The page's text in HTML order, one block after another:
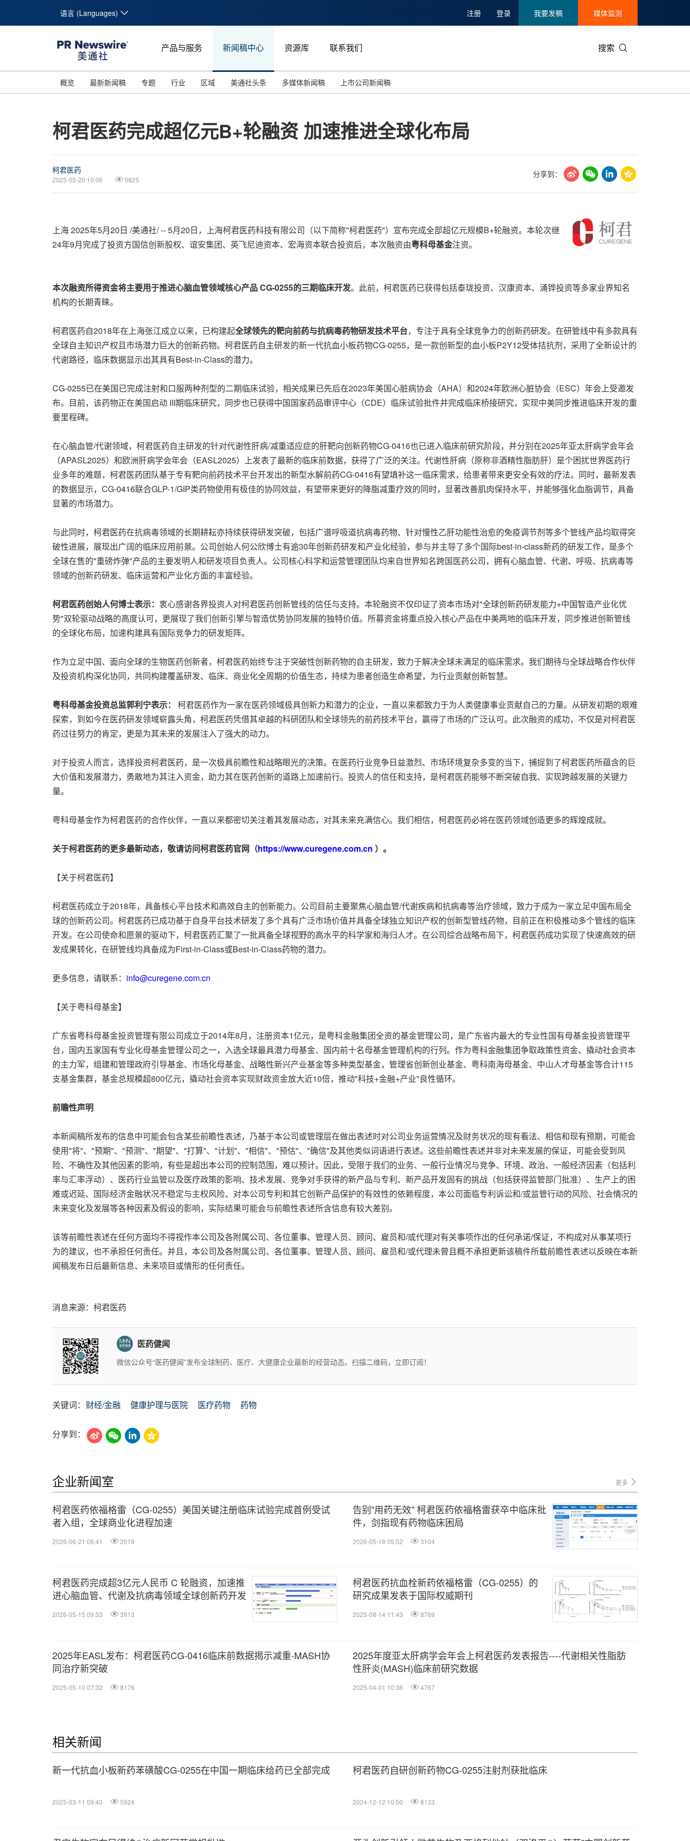
语言 (Languages) 注册 登录 我要发稿 媒体监测
产品与服务 新闻稿中心 资源库 联系我们 搜索
概览 最新新闻稿 专题
投资并购
美国临床肿瘤学会(ASCO)
行业
能源化工与环保
区域
马来西亚
美通社头条 多媒体新闻稿 上市公司新闻稿
柯君医药完成超亿元B+轮融资 加速推进全球化布局
柯君医药
2025-05-20 10:06 5825
分享到：
上海2025年5月20日 /美通社/ -- 5月20日，上海柯君医药科技有限公司（以下简称"柯君医药"）宣布完成全部超亿元规模B+轮融资。本轮次继
24年9月完成了投资方国信创新股权、谊安集团、英飞尼迪资本、宏海资本联合投资后，本次融资由粤科母基金注资。
本次融资所得资金将主要用于推进心脑血管领域核心产品CG-0255的三期临床开发。此前，柯君医药已获得包括泰珑投资、汉康资本、涌铧投资等多家业界知名
机构的长期青睐。
柯君医药自2018年在上海张江成立以来，已构建起全球领先的靶向前药与抗病毒药物研发技术平台，专注于具有全球竞争力的创新药研发。在研管线中有多款具有
全球自主知识产权且市场潜力巨大的创新药物。柯君医药自主研发的新一代抗血小板药物CG-0255，是一款创新型的血小板P2Y12受体拮抗剂，采用了全新设计的
代谢路径，临床数据显示出其具有Best-in-Class的潜力。
CG-0255已在美国已完成注射和口服两种剂型的二期临床试验，相关成果已先后在2023年美国心脏病协会（AHA）和2024年欧洲心脏协会（ESC）年会上受邀发
布。目前，该药物正在美国启动 III期临床研究，同步也已获得中国国家药品审评中心（CDE）临床试验批件并完成临床桥接研究，实现中美同步推进临床开发的重
要里程碑。
在心脑血管/代谢领域，柯君医药自主研发的针对代谢性肝病/减重适应症的肝靶向创新药物CG-0416也已进入临床前研究阶段，并分别在2025年亚太肝病学会年会
（APASL2025）和欧洲肝病学会年会（EASL2025）上发表了最新的临床前数据，获得了广泛的关注。代谢性肝病（原称非酒精性脂肪肝）是个困扰世界医药行
业多年的难题，柯君医药团队基于专有靶向前药技术平台开发出的新型水解前药CG-0416有望填补这一临床需求，给患者带来更安全有效的疗法。同时，最新发表
的数据显示，CG-0416联合GLP-1/GIP类药物使用有极佳的协同效益，有望带来更好的降脂减重疗效的同时，显著改善肌肉保持水平，并能够强化血脂调节，具备
显著的市场潜力。
与此同时，柯君医药在抗病毒领域的长期耕耘亦持续获得研发突破，包括广谱呼吸道抗病毒药物、针对慢性乙肝功能性治愈的免疫调节剂等多个管线产品均取得突
破性进展，展现出广阔的临床应用前景。公司创始人何公欣博士有逾30年创新药研发和产业化经验，参与并主导了多个国际best-in-class新药的研发工作，是多个
全球在售的"重磅炸弹"产品的主要发明人和研发项目负责人。公司核心科学和运营管理团队均来自世界知名跨国医药公司，拥有心脑血管、代谢、呼吸、抗病毒等
领域的创新药研发、临床运营和产业化方面的丰富经验。
柯君医药创始人何博士表示： 衷心感谢各界投资人对柯君医药创新管线的信任与支持。本轮融资不仅印证了资本市场对"全球创新药研发能力+中国智造产业化优
势"双轮驱动战略的高度认可，更展现了我们创新引擎与智造优势协同发展的独特价值。所募资金将重点投入核心产品在中美两地的临床开发，同步推进创新管线
的全球化布局，加速构建具有国际竞争力的研发矩阵。
作为立足中国、面向全球的生物医药创新者，柯君医药始终专注于突破性创新药物的自主研发，致力于解决全球未满足的临床需求。我们期待与全球战略合作伙伴
及投资机构深化协同，共同构建覆盖研发、临床、商业化全周期的价值生态，持续为患者创造生命希望，为行业贡献创新智慧。
粤科母基金投资总监郭利宁表示： 柯君医药作为一家在医药领域极具创新力和潜力的企业，一直以来都致力于为人类健康事业贡献自己的力量。从研发初期的艰难
探索，到如今在医药研发领域崭露头角，柯君医药凭借其卓越的科研团队和全球领先的前药技术平台，赢得了市场的广泛认可。此次融资的成功，不仅是对柯君医
药过往努力的肯定，更是为其未来的发展注入了强大的动力。
对于投资人而言，选择投资柯君医药，是一次极具前瞻性和战略眼光的决策。在医药行业竞争日益激烈、市场环境复杂多变的当下，捕捉到了柯君医药所蕴含的巨
大价值和发展潜力，勇敢地为其注入资金，助力其在医药创新的道路上加速前行。投资人的信任和支持，是柯君医药能够不断突破自我、实现跨越发展的关键力
量。
粤科母基金作为柯君医药的合作伙伴，一直以来都密切关注着其发展动态，对其未来充满信心。我们相信，柯君医药必将在医药领域创造更多的辉煌成就。
关于柯君医药的更多最新动态，敬请访问柯君医药官网（https://www.curegene.com.cn ）。
【关于柯君医药】
柯君医药成立于2018年，具备核心平台技术和高效自主的创新能力。公司目前主要聚焦心脑血管/代谢疾病和抗病毒等治疗领域，致力于成为一家立足中国布局全
球的创新药公司。柯君医药已成功基于自身平台技术研发了多个具有广泛市场价值并具备全球独立知识产权的创新型管线药物，目前正在积极推动多个管线的临床
开发。在公司使命和愿景的驱动下，柯君医药汇聚了一批具备全球视野的高水平的科学家和海归人才。在公司综合战略布局下，柯君医药成功实现了快速高效的研
发成果转化，在研管线均具备成为First-in-Class或Best-in-Class药物的潜力。
更多信息，请联系： info@curegene.com.cn
【关于粤科母基金】
广东省粤科母基金投资管理有限公司成立于2014年8月，注册资本1亿元，是粤科金融集团全资的基金管理公司，是广东省内最大的专业性国有母基金投资管理平
台，国内五家国有专业化母基金管理公司之一，入选全球最具潜力母基金、国内前十名母基金管理机构的行列。作为粤科金融集团争取政策性资金、撬动社会资本
的主力军，组建和管理政府引导基金、市场化母基金、战略性新兴产业基金等多种类型基金，管理省创新创业基金、粤科南海母基金、中山人才母基金等合计115
支基金集群，基金总规模超800亿元，撬动社会资本实现财政资金放大近10倍，推动"科技+金融+产业"良性循环。
前瞻性声明
本新闻稿所发布的信息中可能会包含某些前瞻性表述，乃基于本公司或管理层在做出表述时对公司业务运营情况及财务状况的现有看法、相信和现有预期，可能会
使用"将"、"预期"、"预测"、"期望"、"打算"、"计划"、"相信"、"预估"、"确信"及其他类似词语进行表述。这些前瞻性表述并非对未来发展的保证，可能会受到风
险、不确性及其他因素的影响，有些是超出本公司的控制范围，难以预计。因此，受限于我们的业务、一般行业情况与竞争、环境、政治、一般经济因素（包括利
率与汇率浮动）、医药行业监管以及医疗政策的影响、技术发展、竞争对手获得的新产品与专利、新产品开发固有的挑战（包括获得监管部门批准）、生产上的困
难或迟延、国际经济金融状况不稳定与主权风险、对本公司专利和其它创新产品保护的有效性的依赖程度，本公司面临专利诉讼和/或监管行动的风险、社会情况的
未来变化及发展等各种因素及假设的影响，实际结果可能会与前瞻性表述所含信息有较大差别。
该等前瞻性表述在任何方面均不得视作本公司及各附属公司、各位董事、管理人员、顾问、雇员和/或代理对有关事项作出的任何承诺/保证，不构成对从事某项行
为的建议，也不承担任何责任。并且，本公司及各附属公司、各位董事、管理人员、顾问、雇员和/或代理未曾且概不承担更新该稿件所载前瞻性表述以反映在本新
闻稿发布日后最新信息、未来项目或情形的任何责任。
消息来源：柯君医药
医药健闻
微信公众号“医药健闻”发布全球制药、医疗、大健康企业最新的经营动态。扫描二维码，立即订阅！
关键词： 财经/金融 健康护理与医院 医疗药物 药物
分享到：
企业新闻室 更多
柯君医药依福格雷（CG-0255）美国关键注册临床试验完成首例受试
者入组，全球商业化进程加速
2026-06-21 08:41 2019
告别"用药无效" 柯君医药依福格雷获卒中临床批
件，剑指现有药物临床困局
2026-05-18 05:52 3104
柯君医药完成超3亿元人民币 C 轮融资，加速推
进心脑血管、代谢及抗病毒领域全球创新药开发
2026-05-15 09:33 3913
柯君医药抗血栓新药依福格雷（CG-0255）的
研究成果发表于国际权威期刊
2025-08-14 11:43 8769
2025年EASL发布：柯君医药CG-0416临床前数据揭示减重-MASH协
同治疗新突破
2025-05-10 07:32 8176
2025年度亚太肝病学会年会上柯君医药发表报告----代谢相关性脂肪
性肝炎(MASH)临床前研究数据
2025-04-01 10:36 4767
相关新闻
新一代抗血小板新药苯磺酸CG-0255在中国一期临床给药已全部完成
2025-03-11 09:40 5924
柯君医药自研创新药物CG-0255注射剂获批临床
2024-12-12 10:50 8133